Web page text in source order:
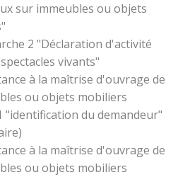
sur immeubles ou objets
2 "Déclaration d'activité
vivants"
à la maîtrise d'ouvrage de
ou objets mobiliers
"identification du demandeur"
à la maîtrise d'ouvrage de
ou objets mobiliers